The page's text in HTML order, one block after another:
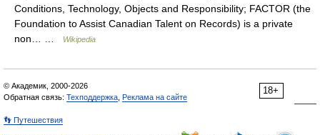
Conditions, Technology, Objects and Responsibility; FACTOR (the
Foundation to Assist Canadian Talent on Records) is a private
non… …
Wikipedia
18+
© Академик, 2000-2026
Обратная связь: Техподдержка Реклама на сайте
👣 Путешествия